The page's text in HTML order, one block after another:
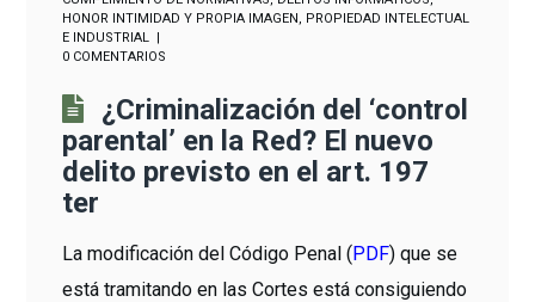
HONOR INTIMIDAD Y PROPIA IMAGEN, PROPIEDAD INTELECTUAL
E INDUSTRIAL
0 COMENTARIOS
¿Criminalización del ‘control
parental’ en la Red? El nuevo
delito previsto en el art. 197
ter
La modificación del Código Penal (PDF) que se
está tramitando en las Cortes está consiguiendo